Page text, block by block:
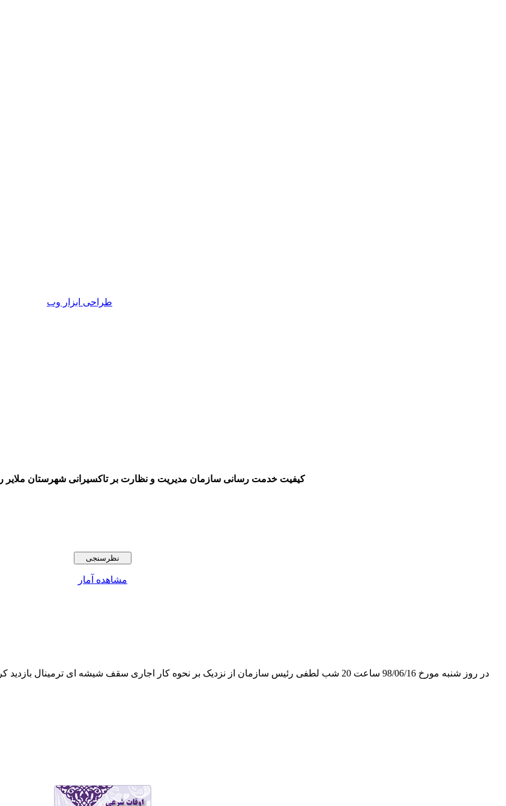
کیفیت خدمت رسانی سازمان مدیریت و نظارت بر تاکسیرانی شهرستان ملایر
مشاهده آمار
در روز شنبه مورخ 98/06/16 ساعت 20 شب لطفی رئیس سازمان از نزدیک بر نحوه کار اجاری سقف شیشه ای